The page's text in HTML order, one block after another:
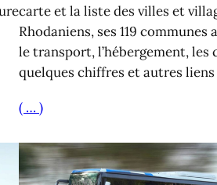
carte et la liste des villes et
Rhodaniens, ses 119 communes
le transport, l’hébergement, les
quelques chiffres et autres
( … )